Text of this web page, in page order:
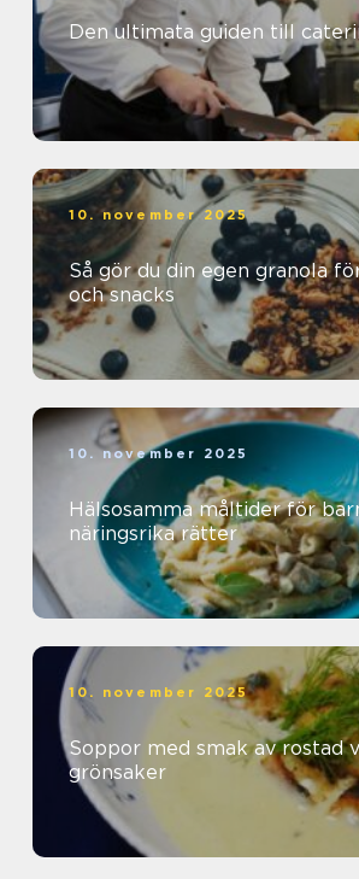
Den ultimata guiden till
10. november 2025
Så gör du din egen granola
och snacks
10. november 2025
Hälsosamma måltider för
näringsrika rätter
10. november 2025
Soppor med smak av rostad
grönsaker